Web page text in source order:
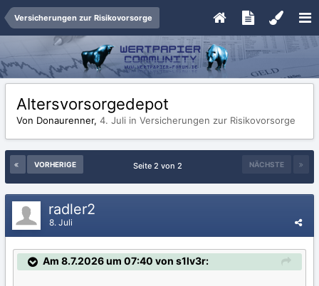
Versicherungen zur Risikovorsorge
Altersvorsorgedepot
Von Donaurenner, 4. Juli in Versicherungen zur Risikovorsorge
VORHERIGE NÄCHSTE
Seite 2 von 2
radler2
8. Juli
Am 8.7.2026 um 07:40 von s1lv3r: